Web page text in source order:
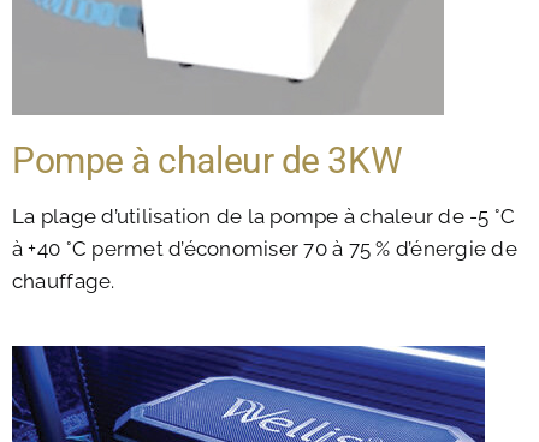
Pompe à chaleur de 3KW
La plage d’utilisation de la pompe à chaleur de -5 °C
à +40 °C permet d’économiser 70 à 75 % d’énergie de
chauffage.